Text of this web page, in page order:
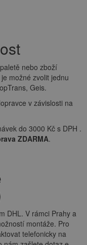
nebo zboží
možné zvolit jednu
Geis.
v závislosti na
do 3000 Kč s DPH .
ZDARMA.
DHL. V rámci Prahy a
montáže. Pro
telefonicky na